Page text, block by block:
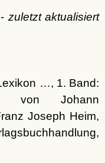
zuletzt aktualisiert
…, 1. Band:
von Johann
Joseph Heim,